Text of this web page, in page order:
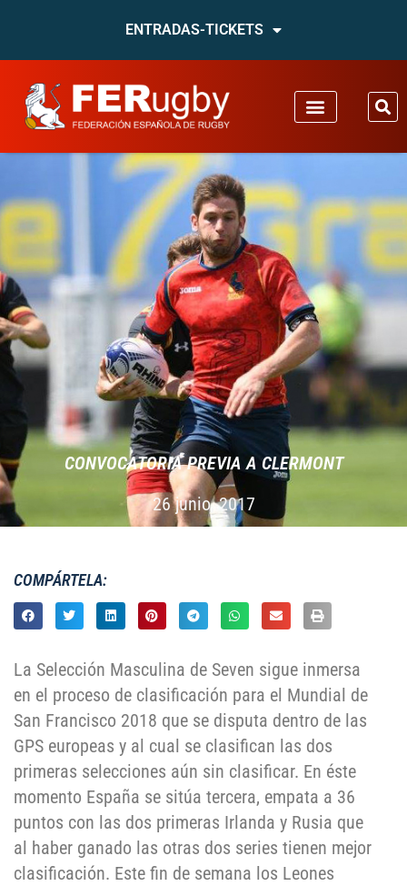
ENTRADAS-TICKETS
CONVOCATORIA PREVIA A CLERMONT
26 junio, 2017
COMPÁRTELA:
La Selección Masculina de Seven sigue inmersa
en el proceso de clasificación para el Mundial de
San Francisco 2018 que se disputa dentro de las
GPS europeas y al cual se clasifican las dos
primeras selecciones aún sin clasificar. En éste
momento España se sitúa tercera, empata a 36
puntos con las dos primeras Irlanda y Rusia que
al haber ganado las otras dos series tienen mejor
clasificación. Este fin de semana los Leones